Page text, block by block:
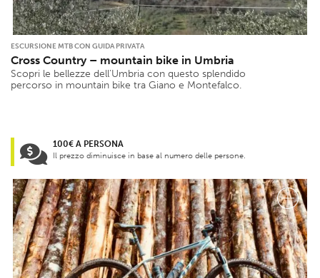
ESCURSIONE MTB CON GUIDA PRIVATA
Cross Country – mountain bike in Umbria
Scopri le bellezze dell’Umbria con questo splendido
percorso in mountain bike tra Giano e Montefalco.
100€ A PERSONA
Il prezzo diminuisce in base al numero delle persone.